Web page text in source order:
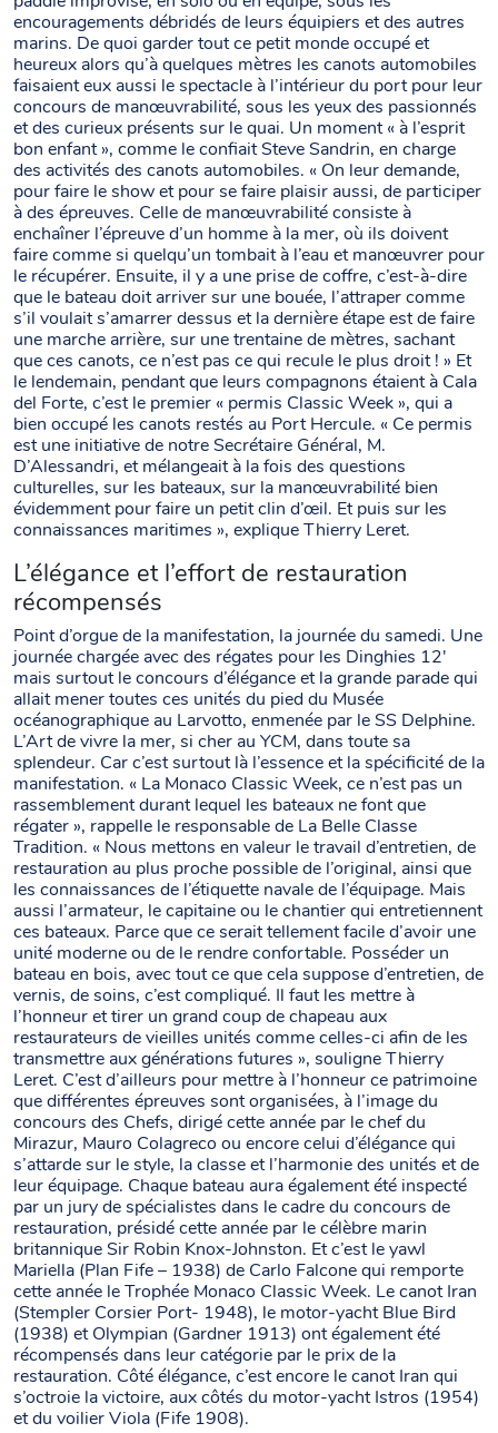
encouragements débridés de leurs équipiers et des autres
marins. De quoi garder tout ce petit monde occupé et
heureux alors qu’à quelques mètres les canots automobiles
faisaient eux aussi le spectacle à l’intérieur du port pour leur
concours de manœuvrabilité, sous les yeux des passionnés
et des curieux présents sur le quai. Un moment « à l’esprit
bon enfant », comme le confiait Steve Sandrin, en charge
des activités des canots automobiles. « On leur demande,
pour faire le show et pour se faire plaisir aussi, de participer
à des épreuves. Celle de manœuvrabilité consiste à
enchaîner l’épreuve d’un homme à la mer, où ils doivent
faire comme si quelqu’un tombait à l’eau et manœuvrer pour
le récupérer. Ensuite, il y a une prise de coffre, c’est-à-dire
que le bateau doit arriver sur une bouée, l’attraper comme
s’il voulait s’amarrer dessus et la dernière étape est de faire
une marche arrière, sur une trentaine de mètres, sachant
que ces canots, ce n’est pas ce qui recule le plus droit ! » Et
le lendemain, pendant que leurs compagnons étaient à Cala
del Forte, c’est le premier « permis Classic Week », qui a
bien occupé les canots restés au Port Hercule. « Ce permis
est une initiative de notre Secrétaire Général, M.
D’Alessandri, et mélangeait à la fois des questions
culturelles, sur les bateaux, sur la manœuvrabilité bien
évidemment pour faire un petit clin d’œil. Et puis sur les
connaissances maritimes », explique Thierry Leret.
L’élégance et l’effort de restauration
récompensés
Point d’orgue de la manifestation, la journée du samedi. Une
journée chargée avec des régates pour les Dinghies 12′
mais surtout le concours d’élégance et la grande parade qui
allait mener toutes ces unités du pied du Musée
océanographique au Larvotto, enmenée par le SS Delphine.
L’Art de vivre la mer, si cher au YCM, dans toute sa
splendeur. Car c’est surtout là l’essence et la spécificité de la
manifestation. « La Monaco Classic Week, ce n’est pas un
rassemblement durant lequel les bateaux ne font que
régater », rappelle le responsable de La Belle Classe
Tradition. « Nous mettons en valeur le travail d’entretien, de
restauration au plus proche possible de l’original, ainsi que
les connaissances de l’étiquette navale de l’équipage. Mais
aussi l’armateur, le capitaine ou le chantier qui entretiennent
ces bateaux. Parce que ce serait tellement facile d’avoir une
unité moderne ou de le rendre confortable. Posséder un
bateau en bois, avec tout ce que cela suppose d’entretien, de
vernis, de soins, c’est compliqué. Il faut les mettre à
l’honneur et tirer un grand coup de chapeau aux
restaurateurs de vieilles unités comme celles-ci afin de les
transmettre aux générations futures », souligne Thierry
Leret. C’est d’ailleurs pour mettre à l’honneur ce patrimoine
que différentes épreuves sont organisées, à l’image du
concours des Chefs, dirigé cette année par le chef du
Mirazur, Mauro Colagreco ou encore celui d’élégance qui
s’attarde sur le style, la classe et l’harmonie des unités et de
leur équipage. Chaque bateau aura également été inspecté
par un jury de spécialistes dans le cadre du concours de
restauration, présidé cette année par le célèbre marin
britannique Sir Robin Knox-Johnston. Et c’est le yawl
Mariella (Plan Fife – 1938) de Carlo Falcone qui remporte
cette année le Trophée Monaco Classic Week. Le canot Iran
(Stempler Corsier Port- 1948), le motor-yacht Blue Bird
(1938) et Olympian (Gardner 1913) ont également été
récompensés dans leur catégorie par le prix de la
restauration. Côté élégance, c’est encore le canot Iran qui
s’octroie la victoire, aux côtés du motor-yacht Istros (1954)
et du voilier Viola (Fife 1908).